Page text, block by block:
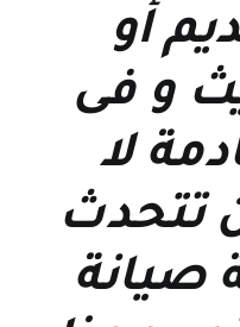
أو
و فى
لا
تتحدث
صيانة